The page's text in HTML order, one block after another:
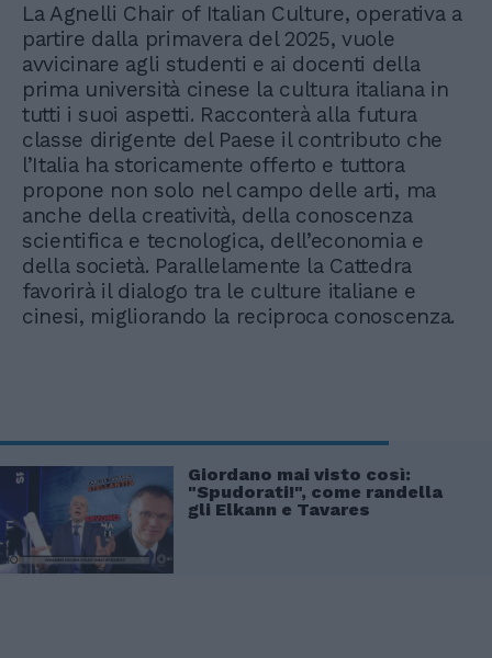
La Agnelli Chair of Italian Culture, operativa a
partire dalla primavera del 2025, vuole
avvicinare agli studenti e ai docenti della
prima università cinese la cultura italiana in
tutti i suoi aspetti. Racconterà alla futura
classe dirigente del Paese il contributo che
l’Italia ha storicamente offerto e tuttora
propone non solo nel campo delle arti, ma
anche della creatività, della conoscenza
scientifica e tecnologica, dell’economia e
della società. Parallelamente la Cattedra
favorirà il dialogo tra le culture italiane e
cinesi, migliorando la reciproca conoscenza.
Giordano mai visto così:
"Spudorati!", come randella
gli Elkann e Tavares